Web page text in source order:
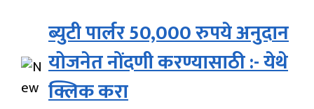
ब्युटी पार्लर 50,000 रुपये अनुदान
योजनेत नोंदणी करण्यासाठी :- येथे
क्लिक करा